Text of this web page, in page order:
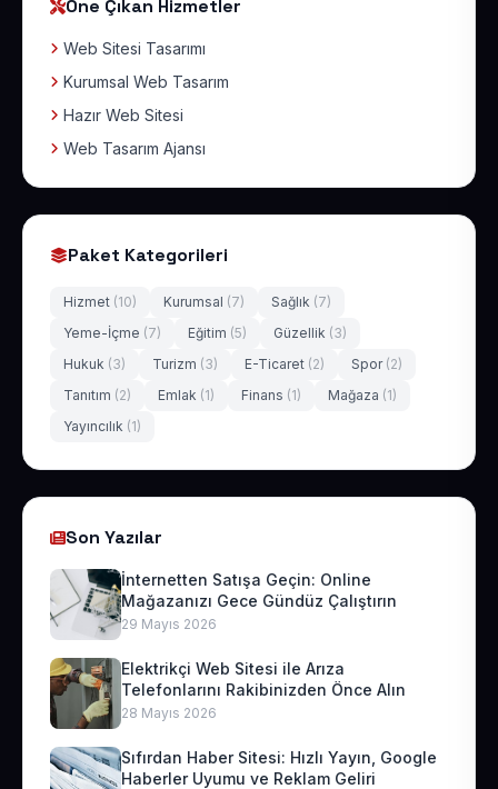
Öne Çıkan Hizmetler
Web Sitesi Tasarımı
Kurumsal Web Tasarım
Hazır Web Sitesi
Web Tasarım Ajansı
Paket Kategorileri
Hizmet (10) Kurumsal (7) Sağlık (7)
Yeme-İçme (7) Eğitim (5) Güzellik (3)
Hukuk (3) Turizm (3) E-Ticaret (2) Spor (2)
Tanıtım (2) Emlak (1) Finans (1) Mağaza (1)
Yayıncılık (1)
Son Yazılar
İnternetten Satışa Geçin: Online
Mağazanızı Gece Gündüz Çalıştırın
29 Mayıs 2026
Elektrikçi Web Sitesi ile Arıza
Telefonlarını Rakibinizden Önce Alın
28 Mayıs 2026
Sıfırdan Haber Sitesi: Hızlı Yayın, Google
Haberler Uyumu ve Reklam Geliri